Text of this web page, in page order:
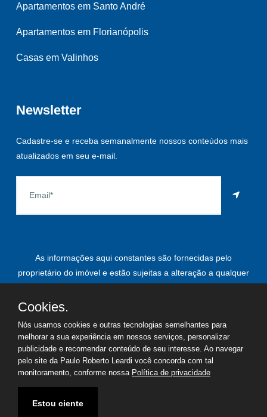
Apartamentos em Santo André
Apartamentos em Florianópolis
Casas em Valinhos
Newsletter
Cadastre-se e receba semanalmente nossos conteúdos mais
atualizados em seu e-mail.
As informações aqui constantes são fornecidas pelo
proprietário do imóvel e estão sujeitas a alteração a qualquer
©2026 Copyright - Paulo Roberto Leardi | Todos os direitos
reservados
Termos de uso
Cookies.
Nós usamos cookies e outras tecnologias semelhantes para
melhorar a sua experiência em nossos serviços, personalizar
publicidade e recomendar conteúdo de seu interesse. Ao navegar
pelo site da Paulo Roberto Leardi você concorda com tal
monitoramento, conforme nossa Política de privacidade
Estou ciente